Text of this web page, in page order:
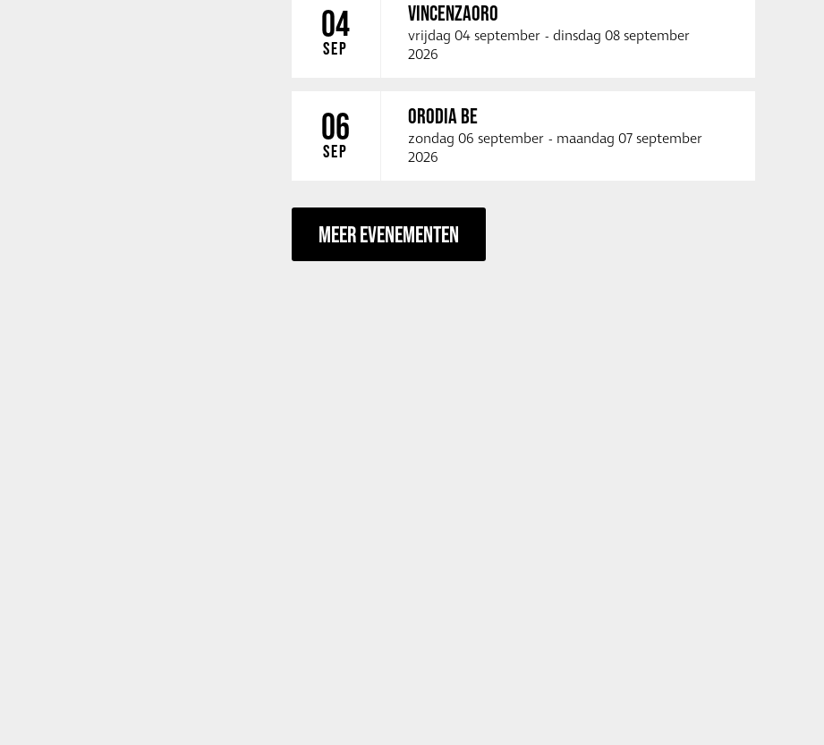
04
SEP
VINCENZAORO
vrijdag 04 september - dinsdag 08 september
2026
06
SEP
ORODIA BE
zondag 06 september - maandag 07 september
2026
MEER EVENEMENTEN